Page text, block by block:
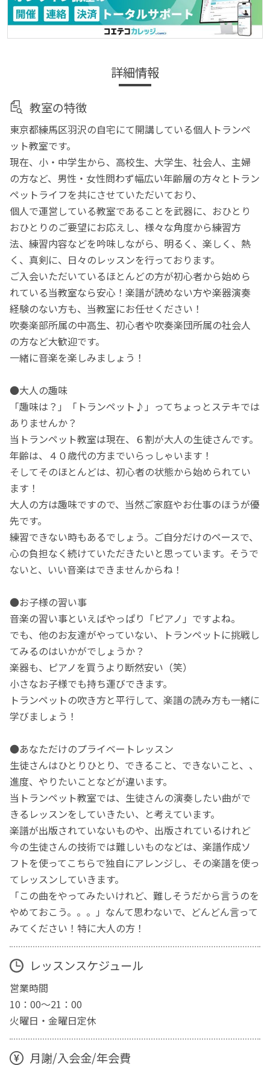
詳細情報
教室の特徴
東京都練馬区羽沢の自宅にて開講している個人トランペ
ット教室です。
現在、小・中学生から、高校生、大学生、社会人、主婦
の方など、男性・女性問わず幅広い年齢層の方々とトラン
ペットライフを共にさせていただいており、
個人で運営している教室であることを武器に、おひとり
おひとりのご要望にお応えし、様々な角度から練習方
法、練習内容などを吟味しながら、明るく、楽しく、熱
く、真剣に、日々のレッスンを行っております。
ご入会いただいているほとんどの方が初心者から始めら
れている当教室なら安心！楽譜が読めない方や楽器演奏
経験のない方も、当教室にお任せください！
吹奏楽部所属の中高生、初心者や吹奏楽団所属の社会人
の方など大歓迎です。
一緒に音楽を楽しみましょう！
●大人の趣味
「趣味は？」「トランペット♪」ってちょっとステキでは
ありませんか？
当トランペット教室は現在、６割が大人の生徒さんです。
年齢は、４０歳代の方までいらっしゃいます！
そしてそのほとんどは、初心者の状態から始められてい
ます！
大人の方は趣味ですので、当然ご家庭やお仕事のほうが優
先です。
練習できない時もあるでしょう。ご自分だけのペースで、
心の負担なく続けていただきたいと思っています。そうで
ないと、いい音楽はできませんからね！
●お子様の習い事
音楽の習い事といえばやっぱり「ピアノ」ですよね。
でも、他のお友達がやっていない、トランペットに挑戦し
てみるのはいかがでしょうか？
楽器も、ピアノを買うより断然安い（笑）
小さなお子様でも持ち運びできます。
トランペットの吹き方と平行して、楽譜の読み方も一緒に
学びましょう！
●あなただけのプライベートレッスン
生徒さんはひとりひとり、できること、できないこと、、
進度、やりたいことなどが違います。
当トランペット教室では、生徒さんの演奏したい曲がで
きるレッスンをしていきたい、と考えています。
楽譜が出版されていないものや、出版されているけれど
今の生徒さんの技術では難しいものなどは、楽譜作成ソ
フトを使ってこちらで独自にアレンジし、その楽譜を使っ
てレッスンしていきます。
「この曲をやってみたいけれど、難しそうだから言うのを
やめておこう。。。」なんて思わないで、どんどん言って
みてください！特に大人の方！
レッスンスケジュール
営業時間
10：00〜21：00
火曜日・金曜日定休
月謝/入会金/年会費